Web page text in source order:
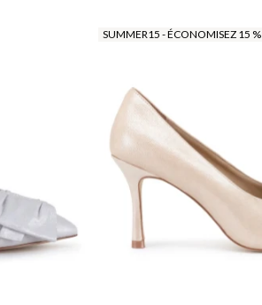
SUMMER15 - ÉCONOMISEZ 15 %